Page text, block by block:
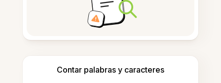
Contar palabras y caracteres